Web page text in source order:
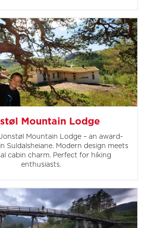
Mountain Lodge
Mountain Lodge – an award-
Suldalsheiane. Modern design meets
cabin charm. Perfect for hiking
enthusiasts.